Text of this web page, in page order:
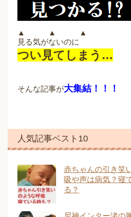
▲ ▲ ▲
見る気がないのに
つい見てしまう…
そんな記事が大集結！！！
人気記事ベスト10
赤ちゃんの引き笑
吸や声は病気？寝
る？